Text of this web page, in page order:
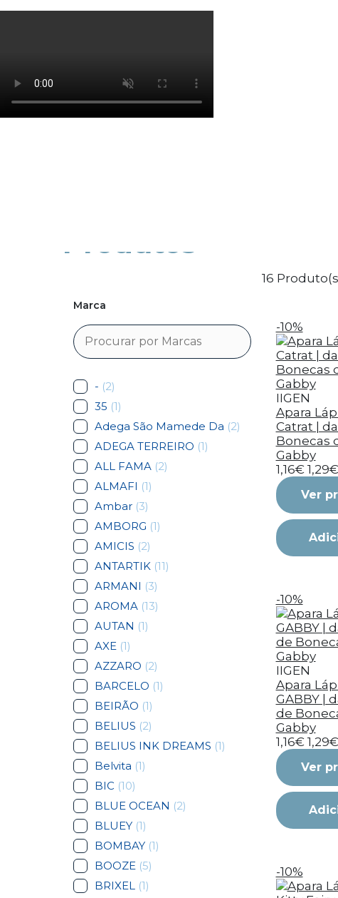
Os cookies de marketing são usados para
Produtos
Marca
- (2)
35 (1)
Adega São Mamede Da (2)
ADEGA TERREIRO (1)
ALL FAMA (2)
ALMAFI (1)
Ambar (3)
AMBORG (1)
AMICIS (2)
ANTARTIK (11)
ARMANI (3)
AROMA (13)
AUTAN (1)
AXE (1)
AZZARO (2)
BARCELO (1)
BEIRÃO (1)
BELIUS (2)
BELIUS INK DREAMS (1)
Belvita (1)
BIC (10)
BLUE OCEAN (2)
BLUEY (1)
BOMBAY (1)
BOOZE (5)
BRIXEL (1)
16
-10%
IIGEN
Apara
Catrat |
Bonecas
Gabby
1,16€ 1,29€
Ver
-10%
IIGEN
Apara
GABBY |
de
Gabby
1,16€ 1,29€
Ver
-10%